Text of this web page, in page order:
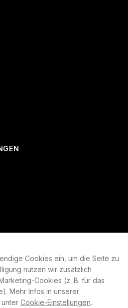
Cookies ein, um die Seite zu
nutzen wir zusätzlich
Cookies (z. B. für das
Mehr Infos in unserer
Cookie-Einstellungen.